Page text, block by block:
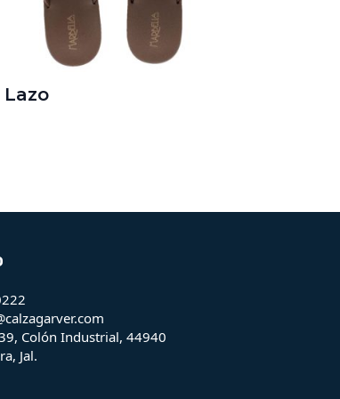
Lazo
Colón Industrial, 44940
Jal.